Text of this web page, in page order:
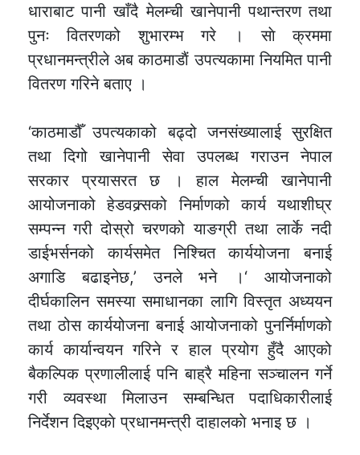
धाराबाट पानी खाँदै मेलम्ची खानेपानी पथान्तरण तथा
पुनः वितरणको शुभारम्भ गरे । साे क्रममा
प्रधानमन्त्रीले अब काठमाडाैं उपत्यकामा नियमित पानी
वितरण गरिने बताए ।
‘काठमाडौँ उपत्यकाको बढ्दो जनसंख्यालाई सुरक्षित
तथा दिगो खानेपानी सेवा उपलब्ध गराउन नेपाल
सरकार प्रयासरत छ । हाल मेलम्ची खानेपानी
आयोजनाको हेडवक्र्सको निर्माणको कार्य यथाशीघ्र
सम्पन्न गरी दोस्रो चरणको याङग्री तथा लार्के नदी
डाईभर्सनको कार्यसमेत निश्चित कार्ययोजना बनाई
अगाडि बढाइनेछ,’ उनले भने ।‘ आयोजनाको
दीर्घकालिन समस्या समाधानका लागि विस्तृत अध्ययन
तथा ठोस कार्ययोजना बनाई आयोजनाको पुनर्निर्माणको
कार्य कार्यान्वयन गरिने र हाल प्रयोग हुँदै आएको
बैकल्पिक प्रणालीलाई पनि बाह्रै महिना सञ्चालन गर्ने
गरी व्यवस्था मिलाउन सम्बन्धित पदाधिकारीलाई
निर्देशन दिइएकाे प्रधानमन्त्री दाहालकाे भनाइ छ ।